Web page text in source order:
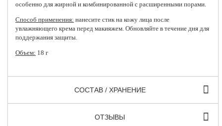
особенно для жирной и комбинированной с расширенными порами.
Способ применения: нанесите стик на кожу лица после
увлажняющего крема перед макияжем. Обновляйте в течение дня для
поддержания защиты.
Объем: 18 г
СОСТАВ / ХРАНЕНИЕ
ОТЗЫВЫ